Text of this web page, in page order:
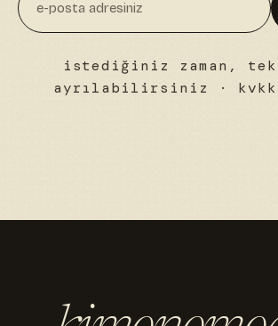
istediğiniz zaman,
ayrılabilirsiniz · kvkk